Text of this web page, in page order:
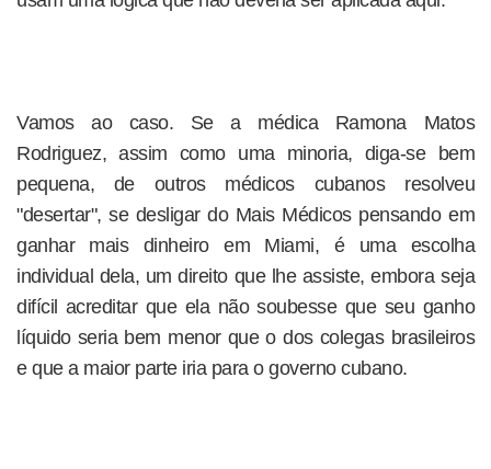
Vamos ao caso. Se a médica Ramona Matos
Rodriguez, assim como uma minoria, diga-se bem
pequena, de outros médicos cubanos resolveu
"desertar", se desligar do Mais Médicos pensando em
ganhar mais dinheiro em Miami, é uma escolha
individual dela, um direito que lhe assiste, embora seja
difícil acreditar que ela não soubesse que seu ganho
líquido seria bem menor que o dos colegas brasileiros
e que a maior parte iria para o governo cubano.